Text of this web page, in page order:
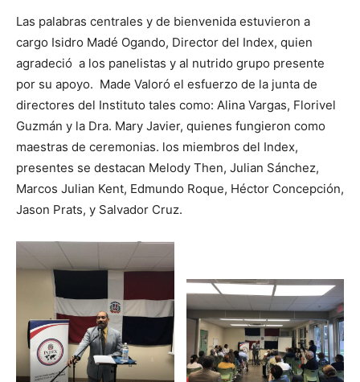
Las palabras centrales y de bienvenida estuvieron a
cargo Isidro Madé Ogando, Director del Index, quien
agradeció a los panelistas y al nutrido grupo presente
por su apoyo. Made Valoró el esfuerzo de la junta de
directores del Instituto tales como: Alina Vargas, Florivel
Guzmán y la Dra. Mary Javier, quienes fungieron como
maestras de ceremonias. los miembros del Index,
presentes se destacan Melody Then, Julian Sánchez,
Marcos Julian Kent, Edmundo Roque, Héctor Concepción,
Jason Prats, y Salvador Cruz.